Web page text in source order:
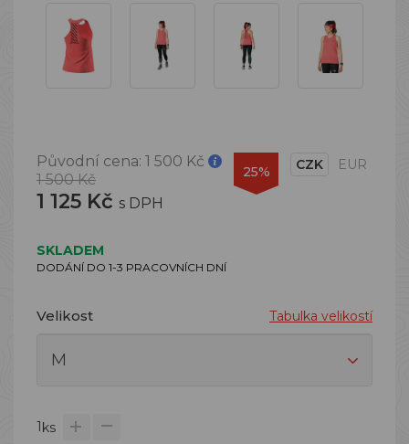
Původní cena: 1 500 Kč
1 500 Kč
1 125 Kč s DPH
25% CZK EUR
SKLADEM
DODÁNÍ DO 1-3 PRACOVNÍCH DNÍ
Velikost Tabulka velikostí
1ks